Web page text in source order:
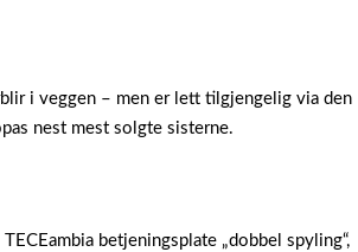
i veggen – men er lett tilgjengelig via den
nest mest solgte sisterne.
betjeningsplate „dobbel spyling“,